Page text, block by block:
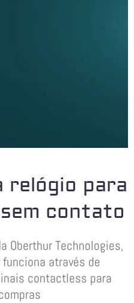
relógio para
contato
Oberthur Technologies,
através de
contactless para